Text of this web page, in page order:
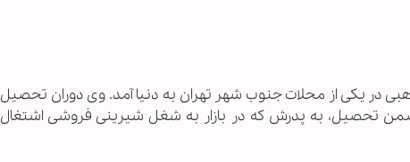
مومن و مذهبی در یکی از محلات جنوب شهر تهران به دنیا آمد. وی دوران تحصیل
ضمن تحصیل، به پدرش که در بازار به شغل شیرینی فروشی اشتغال